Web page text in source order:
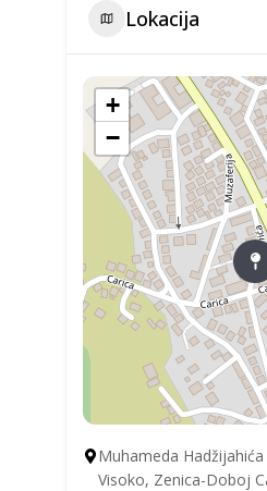
Lokacija
+
−
Muhameda
Visoko, Zenica-Doboj